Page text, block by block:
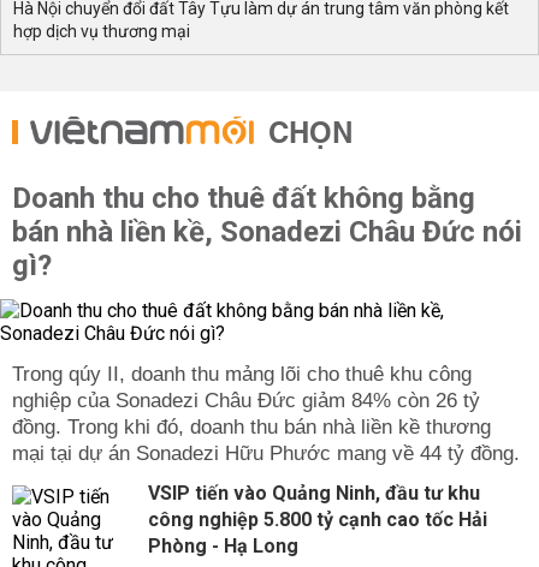
- Các loại đất này sẽ không được xây dựng công trình có
chức năng ở, hoặc sẽ được giải tỏa khi nhà nước sử
dụng đến theo quy hoạch.
Hà Nội chuyển đổi đất Tây Tựu làm dự án trung tâm văn phòng kết
hợp dịch vụ thương mại
CHỌN
Doanh thu cho thuê đất không bằng
bán nhà liền kề, Sonadezi Châu Đức nói
gì?
Trong qúy II, doanh thu mảng lõi cho thuê khu công
nghiệp của Sonadezi Châu Đức giảm 84% còn 26 tỷ
đồng. Trong khi đó, doanh thu bán nhà liền kề thương
mại tại dự án Sonadezi Hữu Phước mang về 44 tỷ đồng.
VSIP tiến vào Quảng Ninh, đầu tư khu
công nghiệp 5.800 tỷ cạnh cao tốc Hải
Phòng - Hạ Long